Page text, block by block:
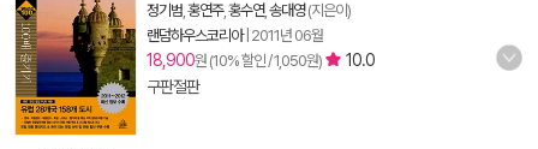
정기범 홍연주, 홍수연, 송대영(지은이)
랜덤하우스코리아| 2011년 06월
18,900원 (10% 할인 / 1,050원)
10.0
구판절판